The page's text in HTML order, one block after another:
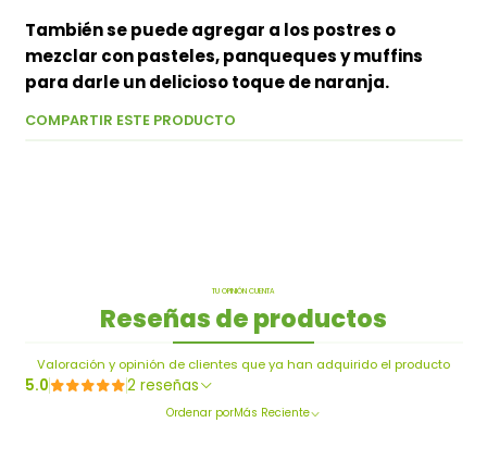
También se puede agregar a los postres o
mezclar con pasteles, panqueques y muffins
para darle un delicioso toque de naranja.
COMPARTIR ESTE PRODUCTO
TU OPINIÓN CUENTA
Reseñas de productos
Valoración y opinión de clientes que ya han adquirido el producto
5.0 2 reseñas
Ordenar porMás Reciente